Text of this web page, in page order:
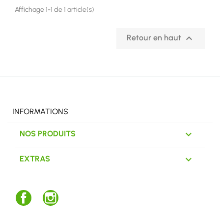
Affichage 1-1 de 1 article(s)
Retour en haut 
INFORMATIONS
NOS PRODUITS 
EXTRAS 
FacebookInstagram